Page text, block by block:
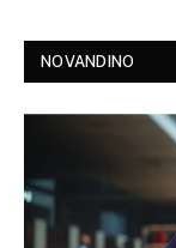
NOVANDINO